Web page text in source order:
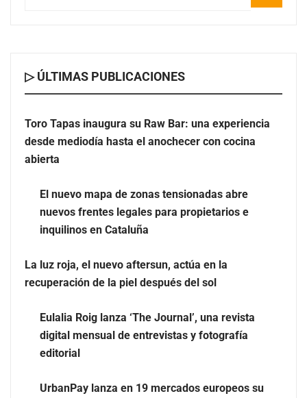
El nuevo mapa de zonas tensionadas abre nuevos
frentes legales para propietarios e inquilinos en
La luz roja, el nuevo aftersun, actúa en la recuperación
de la piel después del sol
▷ ÚLTIMAS PUBLICACIONES
Toro Tapas inaugura su Raw Bar: una experiencia
desde mediodía hasta el anochecer con cocina
abierta
El nuevo mapa de zonas tensionadas abre
nuevos frentes legales para propietarios e
inquilinos en Cataluña
La luz roja, el nuevo aftersun, actúa en la
recuperación de la piel después del sol
Eulalia Roig lanza ‘The Journal’, una revista
digital mensual de entrevistas y fotografía
editorial
UrbanPay lanza en 19 mercados europeos su